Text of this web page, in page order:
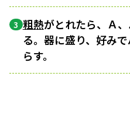
3 粗熱がとれたら、Ａ
る。器に盛り、好み
らす。